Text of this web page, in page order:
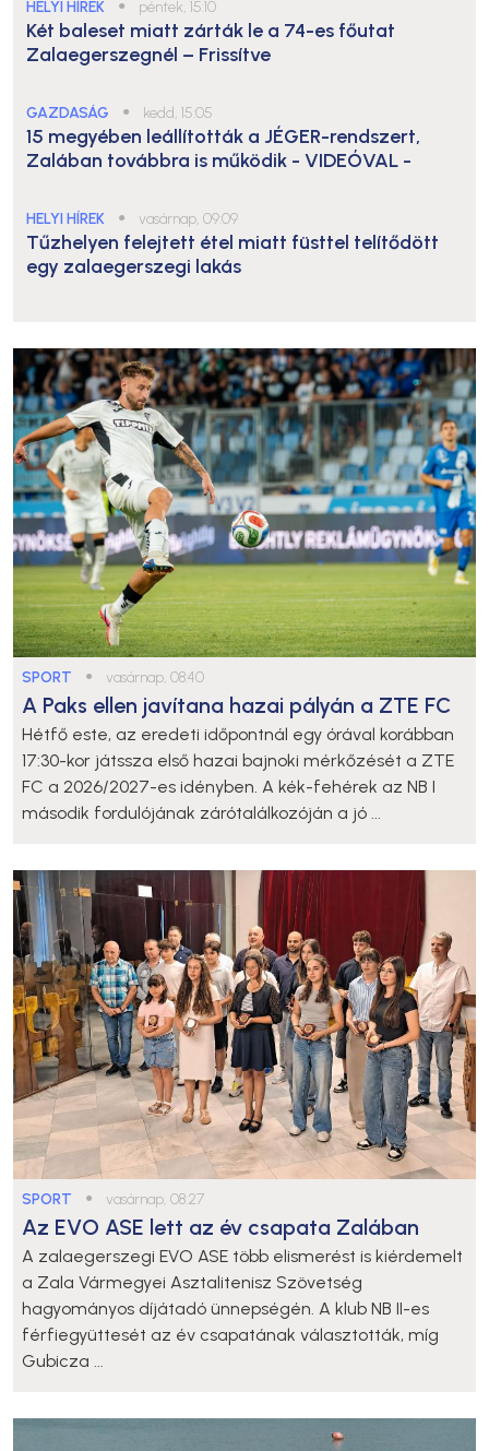
HELYI HÍREK ● péntek, 15:10
Két baleset miatt zárták le a 74-es főutat
Zalaegerszegnél – Frissítve
GAZDASÁG ● kedd, 15:05
15 megyében leállították a JÉGER-rendszert,
Zalában továbbra is működik - VIDEÓVAL -
HELYI HÍREK ● vasárnap, 09:09
Tűzhelyen felejtett étel miatt füsttel telítődött
egy zalaegerszegi lakás
SPORT ● vasárnap, 08:40
A Paks ellen javítana hazai pályán a ZTE FC
Hétfő este, az eredeti időpontnál egy órával korábban
17:30-kor játssza első hazai bajnoki mérkőzését a ZTE
FC a 2026/2027-es idényben. A kék-fehérek az NB I
második fordulójának zárótalálkozóján a jó ...
SPORT ● vasárnap, 08:27
Az EVO ASE lett az év csapata Zalában
A zalaegerszegi EVO ASE több elismerést is kiérdemelt
a Zala Vármegyei Asztalitenisz Szövetség
hagyományos díjátadó ünnepségén. A klub NB II-es
férfiegyüttesét az év csapatának választották, míg
Gubicza ...